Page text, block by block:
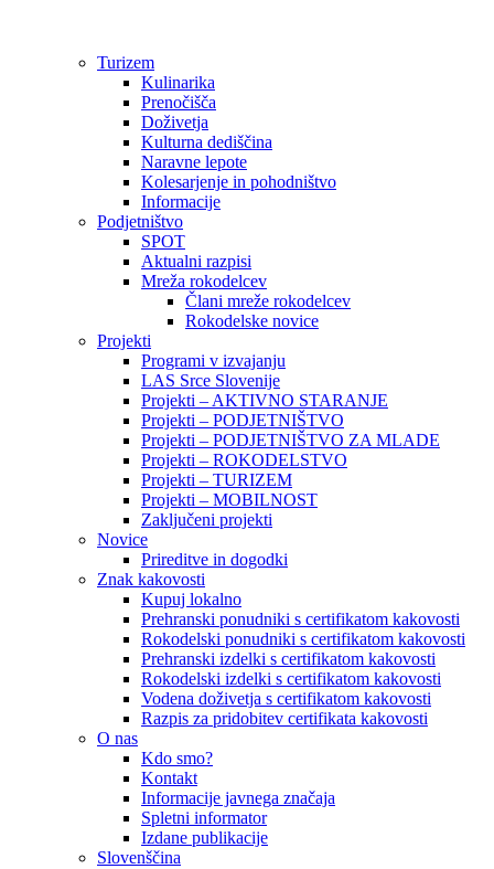
Turizem
Kulinarika
Prenočišča
Doživetja
Kulturna dediščina
Naravne lepote
Kolesarjenje in pohodništvo
Informacije
Podjetništvo
SPOT
Aktualni razpisi
Mreža rokodelcev
Člani mreže rokodelcev
Rokodelske novice
Projekti
Programi v izvajanju
LAS Srce Slovenije
Projekti – AKTIVNO STARANJE
Projekti – PODJETNIŠTVO
Projekti – PODJETNIŠTVO ZA MLADE
Projekti – ROKODELSTVO
Projekti – TURIZEM
Projekti – MOBILNOST
Zaključeni projekti
Novice
Prireditve in dogodki
Znak kakovosti
Kupuj lokalno
Prehranski ponudniki s certifikatom kakovosti
Rokodelski ponudniki s certifikatom kakovosti
Prehranski izdelki s certifikatom kakovosti
Rokodelski izdelki s certifikatom kakovosti
Vodena doživetja s certifikatom kakovosti
Razpis za pridobitev certifikata kakovosti
O nas
Kdo smo?
Kontakt
Informacije javnega značaja
Spletni informator
Izdane publikacije
Slovenščina